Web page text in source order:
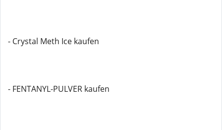
- Crystal Meth Ice kaufen
- FENTANYL-PULVER kaufen